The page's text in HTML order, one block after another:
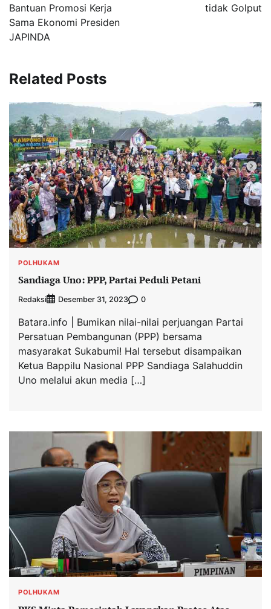
Bantuan Promosi Kerja
Sama Ekonomi Presiden
JAPINDA
tidak Golput
Related Posts
POLHUKAM
Sandiaga Uno: PPP, Partai Peduli Petani
Redaksi Desember 31, 2023 0
Batara.info | Bumikan nilai-nilai perjuangan Partai
Persatuan Pembangunan (PPP) bersama
masyarakat Sukabumi! Hal tersebut disampaikan
Ketua Bappilu Nasional PPP Sandiaga Salahuddin
Uno melalui akun media […]
POLHUKAM